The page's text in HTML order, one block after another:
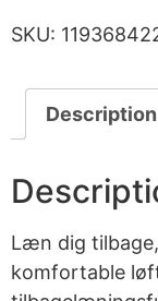
SKU:
Description
Læn dig
komfortable